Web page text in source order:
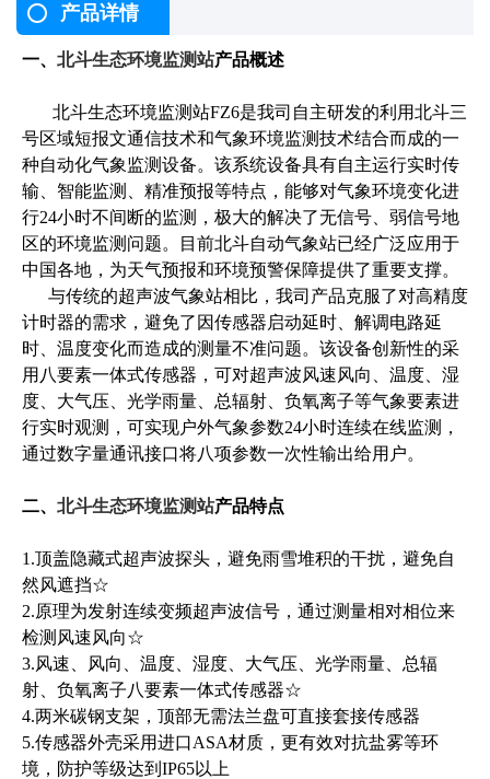
产品详情
一、 北斗生态环境监测站产品概述
北斗生态环境监测站FZ6是我司自主研发的利用北斗三
号区域短报文通信技术和气象环境监测技术结合而成的一
种自动化气象监测设备。该系统设备具有自主运行实时传
输、智能监测、精准预报等特点，能够对气象环境变化进
行24小时不间断的监测，极大的解决了无信号、弱信号地
区的环境监测问题。目前北斗自动气象站已经广泛应用于
中国各地，为天气预报和环境预警保障提供了重要支撑。
与传统的超声波气象站相比，我司产品克服了对高精度
计时器的需求，避免了因传感器启动延时、解调电路延
时、温度变化而造成的测量不准问题。该设备创新性的采
用八要素一体式传感器，可对超声波风速风向、温度、湿
度、大气压、光学雨量、总辐射、负氧离子等气象要素进
行实时观测，可实现户外气象参数24小时连续在线监测，
通过数字量通讯接口将八项参数一次性输出给用户。
二、 北斗生态环境监测站产品特点
1.顶盖隐藏式超声波探头，避免雨雪堆积的干扰，避免自
然风遮挡☆
2.原理为发射连续变频超声波信号，通过测量相对相位来
检测风速风向☆
3.风速、风向、温度、湿度、大气压、光学雨量、总辐
射、负氧离子八要素一体式传感器☆
4.两米碳钢支架，顶部无需法兰盘可直接套接传感器
5.传感器外壳采用进口ASA材质，更有效对抗盐雾等环
境，防护等级达到IP65以上